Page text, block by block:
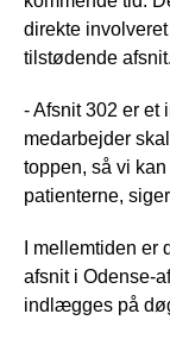
direkte
tilstødende afsnit.
- Afsnit 302 er et
medarbejder
toppen, så vi
patienterne,
I mellemtiden
afsnit i Odense-
indlægges på